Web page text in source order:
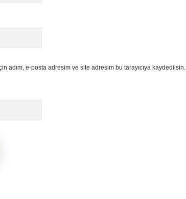
adım, e-posta adresim ve site adresim bu tarayıcıya kaydedilsin.